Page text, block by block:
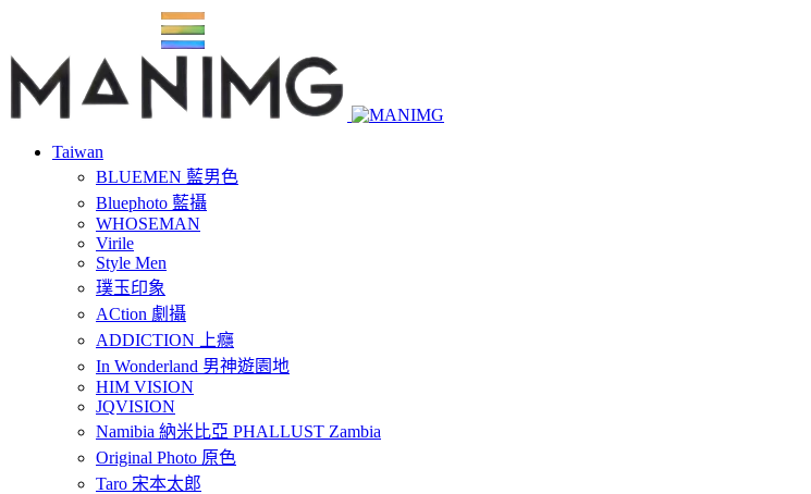
Taiwan
BLUEMEN 藍男色
Bluephoto 藍攝
WHOSEMAN
Virile
Style Men
璞玉印象
ACtion 劇攝
ADDICTION 上癮
In Wonderland 男神遊園地
HIM VISION
JQVISION
Namibia 納米比亞 PHALLUST Zambia
Original Photo 原色
Taro 宋本太郎